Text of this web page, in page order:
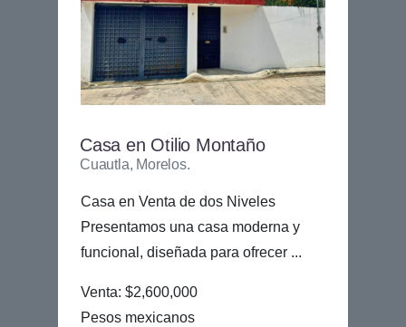
Casa en Otilio Montaño
Cuautla, Morelos.
Casa en Venta de dos Niveles
Presentamos una casa moderna y
funcional, diseñada para ofrecer ...
Venta: $2,600,000
Pesos mexicanos